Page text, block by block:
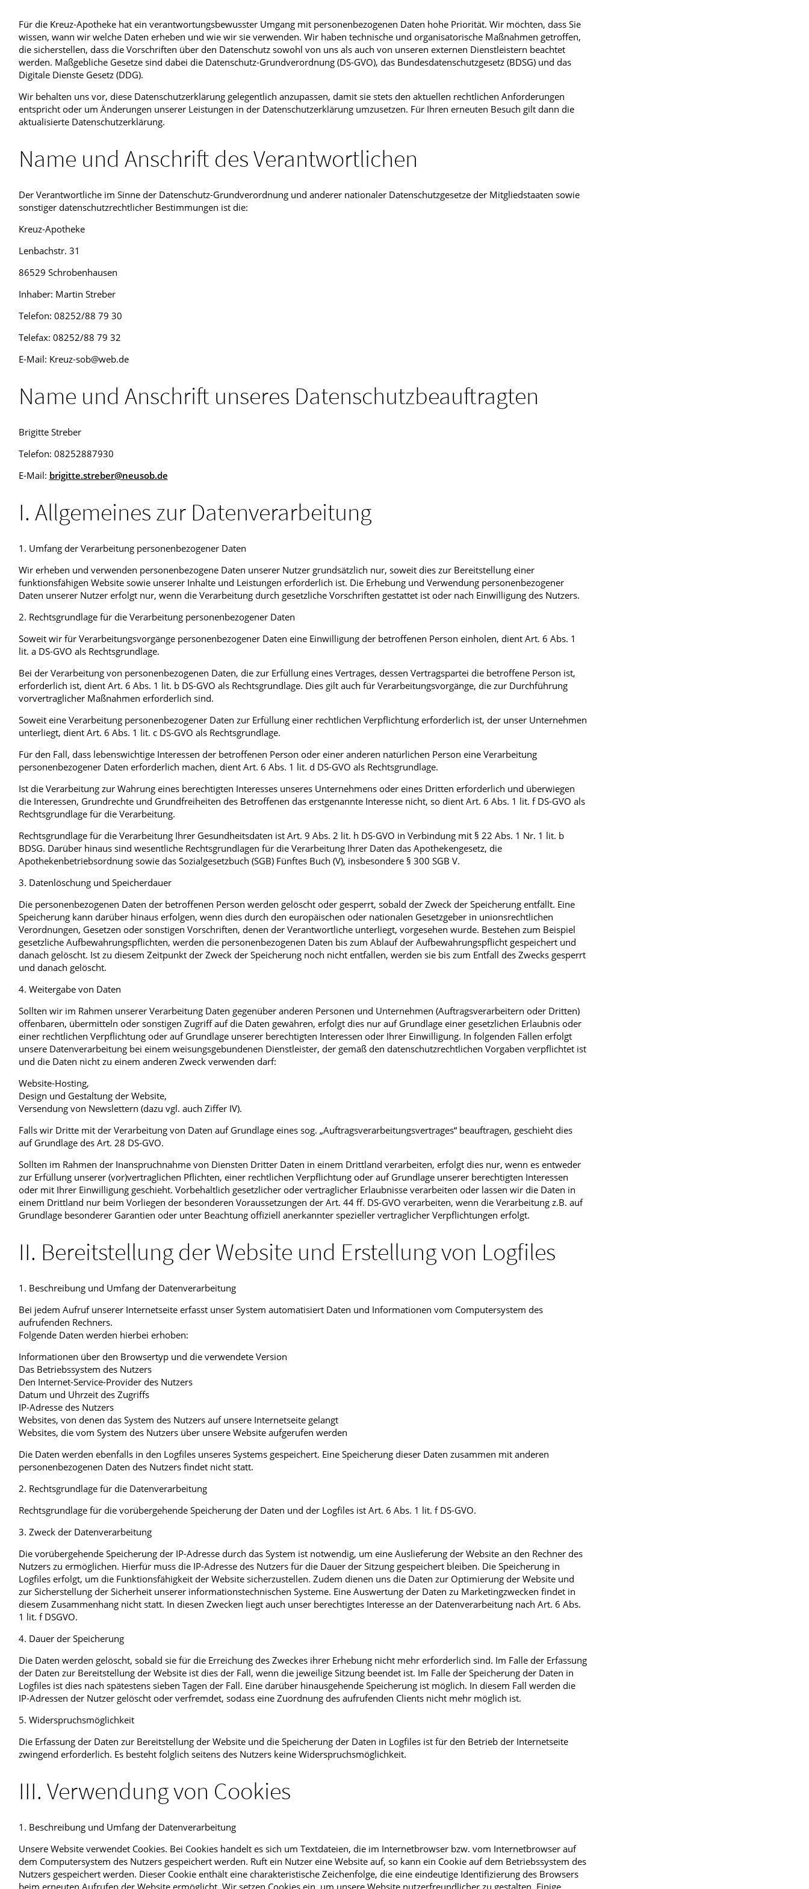
Psychische Erkrankungen
Frauenkrankheiten
Für die Kreuz-Apotheke hat ein verantwortungsbewusster Umgang mit personenbezogenen Daten hohe Priorität. Wir möchten, dass Sie
wissen, wann wir welche Daten erheben und wie wir sie verwenden. Wir haben technische und organisatorische Maßnahmen getroffen,
die sicherstellen, dass die Vorschriften über den Datenschutz sowohl von uns als auch von unseren externen Dienstleistern beachtet
werden. Maßgebliche Gesetze sind dabei die Datenschutz-Grundverordnung (DS-GVO), das Bundesdatenschutzgesetz (BDSG) und das
Digitale Dienste Gesetz (DDG).
Wir behalten uns vor, diese Datenschutzerklärung gelegentlich anzupassen, damit sie stets den aktuellen rechtlichen Anforderungen
entspricht oder um Änderungen unserer Leistungen in der Datenschutzerklärung umzusetzen. Für Ihren erneuten Besuch gilt dann die
aktualisierte Datenschutzerklärung.
Name und Anschrift des Verantwortlichen
Der Verantwortliche im Sinne der Datenschutz-Grundverordnung und anderer nationaler Datenschutzgesetze der Mitgliedstaaten sowie
sonstiger datenschutzrechtlicher Bestimmungen ist die:
Kreuz-Apotheke
Lenbachstr. 31
86529 Schrobenhausen
Inhaber: Martin Streber
Telefon: 08252/88 79 30
Telefax: 08252/88 79 32
E-Mail: Kreuz-sob@web.de
Name und Anschrift unseres Datenschutzbeauftragten
Brigitte Streber
Telefon: 08252887930
E-Mail: brigitte.streber@neusob.de
I. Allgemeines zur Datenverarbeitung
1. Umfang der Verarbeitung personenbezogener Daten
Wir erheben und verwenden personenbezogene Daten unserer Nutzer grundsätzlich nur, soweit dies zur Bereitstellung einer
funktionsfähigen Website sowie unserer Inhalte und Leistungen erforderlich ist. Die Erhebung und Verwendung personenbezogener
Daten unserer Nutzer erfolgt nur, wenn die Verarbeitung durch gesetzliche Vorschriften gestattet ist oder nach Einwilligung des Nutzers.
2. Rechtsgrundlage für die Verarbeitung personenbezogener Daten
Soweit wir für Verarbeitungsvorgänge personenbezogener Daten eine Einwilligung der betroffenen Person einholen, dient Art. 6 Abs. 1
lit. a DS-GVO als Rechtsgrundlage.
Bei der Verarbeitung von personenbezogenen Daten, die zur Erfüllung eines Vertrages, dessen Vertragspartei die betroffene Person ist,
erforderlich ist, dient Art. 6 Abs. 1 lit. b DS-GVO als Rechtsgrundlage. Dies gilt auch für Verarbeitungsvorgänge, die zur Durchführung
vorvertraglicher Maßnahmen erforderlich sind.
Soweit eine Verarbeitung personenbezogener Daten zur Erfüllung einer rechtlichen Verpflichtung erforderlich ist, der unser Unternehmen
unterliegt, dient Art. 6 Abs. 1 lit. c DS-GVO als Rechtsgrundlage.
Für den Fall, dass lebenswichtige Interessen der betroffenen Person oder einer anderen natürlichen Person eine Verarbeitung
personenbezogener Daten erforderlich machen, dient Art. 6 Abs. 1 lit. d DS-GVO als Rechtsgrundlage.
Ist die Verarbeitung zur Wahrung eines berechtigten Interesses unseres Unternehmens oder eines Dritten erforderlich und überwiegen
die Interessen, Grundrechte und Grundfreiheiten des Betroffenen das erstgenannte Interesse nicht, so dient Art. 6 Abs. 1 lit. f DS-GVO als
Rechtsgrundlage für die Verarbeitung.
Rechtsgrundlage für die Verarbeitung Ihrer Gesundheitsdaten ist Art. 9 Abs. 2 lit. h DS-GVO in Verbindung mit § 22 Abs. 1 Nr. 1 lit. b
BDSG. Darüber hinaus sind wesentliche Rechtsgrundlagen für die Verarbeitung Ihrer Daten das Apothekengesetz, die
Apothekenbetriebsordnung sowie das Sozialgesetzbuch (SGB) Fünftes Buch (V), insbesondere § 300 SGB V.
3. Datenlöschung und Speicherdauer
Die personenbezogenen Daten der betroffenen Person werden gelöscht oder gesperrt, sobald der Zweck der Speicherung entfällt. Eine
Speicherung kann darüber hinaus erfolgen, wenn dies durch den europäischen oder nationalen Gesetzgeber in unionsrechtlichen
Verordnungen, Gesetzen oder sonstigen Vorschriften, denen der Verantwortliche unterliegt, vorgesehen wurde. Bestehen zum Beispiel
gesetzliche Aufbewahrungspflichten, werden die personenbezogenen Daten bis zum Ablauf der Aufbewahrungspflicht gespeichert und
danach gelöscht. Ist zu diesem Zeitpunkt der Zweck der Speicherung noch nicht entfallen, werden sie bis zum Entfall des Zwecks gesperrt
und danach gelöscht.
4. Weitergabe von Daten
Sollten wir im Rahmen unserer Verarbeitung Daten gegenüber anderen Personen und Unternehmen (Auftragsverarbeitern oder Dritten)
offenbaren, übermitteln oder sonstigen Zugriff auf die Daten gewähren, erfolgt dies nur auf Grundlage einer gesetzlichen Erlaubnis oder
einer rechtlichen Verpflichtung oder auf Grundlage unserer berechtigten Interessen oder Ihrer Einwilligung. In folgenden Fällen erfolgt
unsere Datenverarbeitung bei einem weisungsgebundenen Dienstleister, der gemäß den datenschutzrechtlichen Vorgaben verpflichtet ist
und die Daten nicht zu einem anderen Zweck verwenden darf:
Website-Hosting,
Design und Gestaltung der Website,
Versendung von Newslettern (dazu vgl. auch Ziffer IV).
Falls wir Dritte mit der Verarbeitung von Daten auf Grundlage eines sog. „Auftragsverarbeitungsvertrages“ beauftragen, geschieht dies
auf Grundlage des Art. 28 DS-GVO.
Sollten im Rahmen der Inanspruchnahme von Diensten Dritter Daten in einem Drittland verarbeiten, erfolgt dies nur, wenn es entweder
zur Erfüllung unserer (vor)vertraglichen Pflichten, einer rechtlichen Verpflichtung oder auf Grundlage unserer berechtigten Interessen
oder mit Ihrer Einwilligung geschieht. Vorbehaltlich gesetzlicher oder vertraglicher Erlaubnisse verarbeiten oder lassen wir die Daten in
einem Drittland nur beim Vorliegen der besonderen Voraussetzungen der Art. 44 ff. DS-GVO verarbeiten, wenn die Verarbeitung z.B. auf
Grundlage besonderer Garantien oder unter Beachtung offiziell anerkannter spezieller vertraglicher Verpflichtungen erfolgt.
II. Bereitstellung der Website und Erstellung von Logfiles
1. Beschreibung und Umfang der Datenverarbeitung
Bei jedem Aufruf unserer Internetseite erfasst unser System automatisiert Daten und Informationen vom Computersystem des
aufrufenden Rechners.
Folgende Daten werden hierbei erhoben:
Informationen über den Browsertyp und die verwendete Version
Das Betriebssystem des Nutzers
Den Internet-Service-Provider des Nutzers
Datum und Uhrzeit des Zugriffs
IP-Adresse des Nutzers
Websites, von denen das System des Nutzers auf unsere Internetseite gelangt
Websites, die vom System des Nutzers über unsere Website aufgerufen werden
Die Daten werden ebenfalls in den Logfiles unseres Systems gespeichert. Eine Speicherung dieser Daten zusammen mit anderen
personenbezogenen Daten des Nutzers findet nicht statt.
2. Rechtsgrundlage für die Datenverarbeitung
Rechtsgrundlage für die vorübergehende Speicherung der Daten und der Logfiles ist Art. 6 Abs. 1 lit. f DS-GVO.
3. Zweck der Datenverarbeitung
Die vorübergehende Speicherung der IP-Adresse durch das System ist notwendig, um eine Auslieferung der Website an den Rechner des
Nutzers zu ermöglichen. Hierfür muss die IP-Adresse des Nutzers für die Dauer der Sitzung gespeichert bleiben. Die Speicherung in
Logfiles erfolgt, um die Funktionsfähigkeit der Website sicherzustellen. Zudem dienen uns die Daten zur Optimierung der Website und
zur Sicherstellung der Sicherheit unserer informationstechnischen Systeme. Eine Auswertung der Daten zu Marketingzwecken findet in
diesem Zusammenhang nicht statt. In diesen Zwecken liegt auch unser berechtigtes Interesse an der Datenverarbeitung nach Art. 6 Abs.
1 lit. f DSGVO.
4. Dauer der Speicherung
Die Daten werden gelöscht, sobald sie für die Erreichung des Zweckes ihrer Erhebung nicht mehr erforderlich sind. Im Falle der Erfassung
der Daten zur Bereitstellung der Website ist dies der Fall, wenn die jeweilige Sitzung beendet ist. Im Falle der Speicherung der Daten in
Logfiles ist dies nach spätestens sieben Tagen der Fall. Eine darüber hinausgehende Speicherung ist möglich. In diesem Fall werden die
IP-Adressen der Nutzer gelöscht oder verfremdet, sodass eine Zuordnung des aufrufenden Clients nicht mehr möglich ist.
5. Widerspruchsmöglichkeit
Die Erfassung der Daten zur Bereitstellung der Website und die Speicherung der Daten in Logfiles ist für den Betrieb der Internetseite
zwingend erforderlich. Es besteht folglich seitens des Nutzers keine Widerspruchsmöglichkeit.
III. Verwendung von Cookies
1. Beschreibung und Umfang der Datenverarbeitung
Unsere Website verwendet Cookies. Bei Cookies handelt es sich um Textdateien, die im Internetbrowser bzw. vom Internetbrowser auf
dem Computersystem des Nutzers gespeichert werden. Ruft ein Nutzer eine Website auf, so kann ein Cookie auf dem Betriebssystem des
Nutzers gespeichert werden. Dieser Cookie enthält eine charakteristische Zeichenfolge, die eine eindeutige Identifizierung des Browsers